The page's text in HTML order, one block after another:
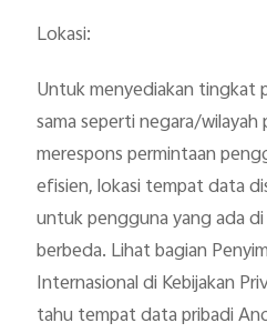
Lokasi:
Untuk menyediakan tingkat
sama seperti negara/
merespons permintaan
efisien, lokasi tempat data
untuk pengguna yang ada
berbeda. Lihat bagian
Internasional di Kebijakan
tahu tempat data pribadi